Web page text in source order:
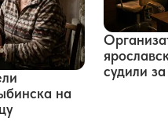
на
судили